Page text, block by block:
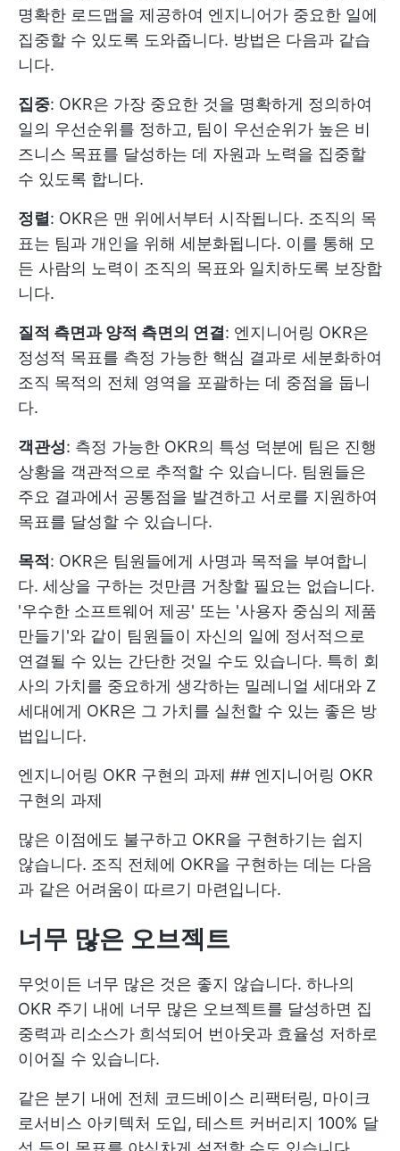
명확한 로드맵을 제공하여 엔지니어가 중요한 일에
집중할 수 있도록 도와줍니다. 방법은 다음과 같습
니다.
집중: OKR은 가장 중요한 것을 명확하게 정의하여
일의 우선순위를 정하고, 팀이 우선순위가 높은 비
즈니스 목표를 달성하는 데 자원과 노력을 집중할
수 있도록 합니다.
정렬 : OKR은 맨 위에서부터 시작됩니다. 조직의 목
표는 팀과 개인을 위해 세분화됩니다. 이를 통해 모
든 사람의 노력이 조직의 목표와 일치하도록 보장합
니다.
질적 측면과 양적 측면의 연결 : 엔지니어링 OKR은
정성적 목표를 측정 가능한 핵심 결과로 세분화하여
조직 목적의 전체 영역을 포괄하는 데 중점을 둡니
다.
객관성: 측정 가능한 OKR의 특성 덕분에 팀은 진행
상황을 객관적으로 추적할 수 있습니다. 팀원들은
주요 결과에서 공통점을 발견하고 서로를 지원하여
목표를 달성할 수 있습니다.
목적 : OKR은 팀원들에게 사명과 목적을 부여합니
다. 세상을 구하는 것만큼 거창할 필요는 없습니다.
'우수한 소프트웨어 제공' 또는 '사용자 중심의 제품
만들기'와 같이 팀원들이 자신의 일에 정서적으로
연결될 수 있는 간단한 것일 수도 있습니다. 특히 회
사의 가치를 중요하게 생각하는 밀레니얼 세대와 Z
세대에게 OKR은 그 가치를 실천할 수 있는 좋은 방
법입니다.
엔지니어링 OKR 구현의 과제 ## 엔지니어링 OKR
구현의 과제
많은 이점에도 불구하고 OKR을 구현하기는 쉽지
않습니다. 조직 전체에 OKR을 구현하는 데는 다음
과 같은 어려움이 따르기 마련입니다.
너무 많은 오브젝트
무엇이든 너무 많은 것은 좋지 않습니다. 하나의
OKR 주기 내에 너무 많은 오브젝트를 달성하면 집
중력과 리소스가 희석되어 번아웃과 효율성 저하로
이어질 수 있습니다.
같은 분기 내에 전체 코드베이스 리팩터링, 마이크
로서비스 아키텍처 도입, 테스트 커버리지 100% 달